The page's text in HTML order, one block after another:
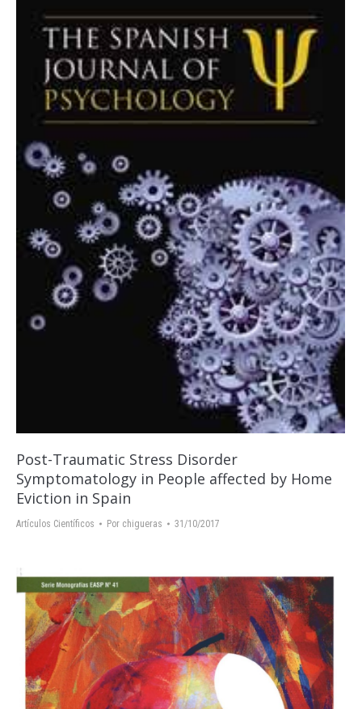
Post-Traumatic Stress Disorder
Symptomatology in People affected by Home
Eviction in Spain
Artículos Científicos Por chigueras 31/10/2017